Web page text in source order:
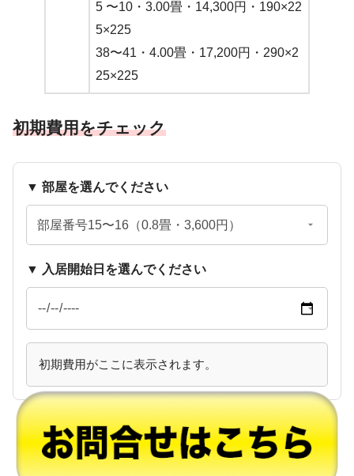
5 〜10・3.00畳・14,300円・190×22
5×225
38〜41・4.00畳・17,200円・290×2
25×225
初期費用をチェック
▼ 部屋を選んでください
▼ 入居開始日を選んでください
初期費用がここに表示されます。